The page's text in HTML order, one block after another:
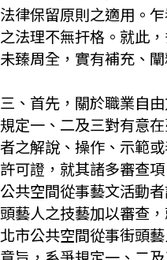
法律保留原則之適用。
之法理不無扞格。就此
未臻周全，實有補充、
三、首先，關於職業自
規定一、二及三對有意
者之解說、操作、示範
許可證，就其諸多審查
公共空間從事藝文活動
頭藝人之技藝加以審查
北市公共空間從事街頭